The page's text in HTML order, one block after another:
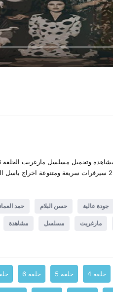
والعشرون من مسلسل مارغريت 23 سيرفرات سريعة
جودة عالية حسن البلام حمد
مارغريت مسلسل مشاهدة
حلقة 4 حلقة 5 حلقة 6